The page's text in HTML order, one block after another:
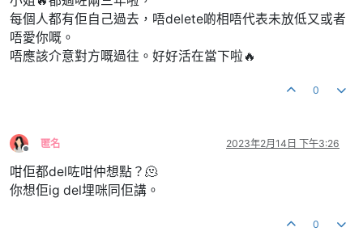
每個人都有佢自己過去，唔delete啲相唔代表未放低又或者
唔愛你嘅。
唔應該介意對方嘅過往。好好活在當下啦🔥
0
離線
匿名 2023年2月14日 下午3:26
咁佢都del咗咁仲想點？🫠
你想佢ig del埋咪同佢講。
0